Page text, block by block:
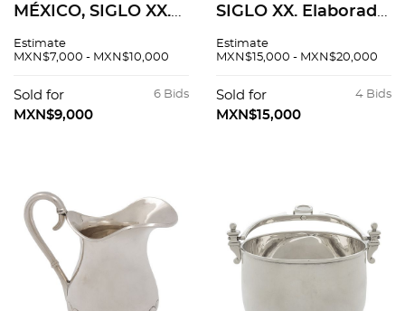
MÉXICO, SIGLO XX.
Sterling, ley 0.925 a
Peso: 611 g. 10 cm de
altura.
Estimate
MXN$7,000 - MXN$10,000
6 Bids
Sold for
MXN$9,000
SIGLO XX. Elaborada
Sterling, ley 0.925.
Estimate
MXN$15,000 - MXN$20,000
4 Bids
Sold for
MXN$15,000